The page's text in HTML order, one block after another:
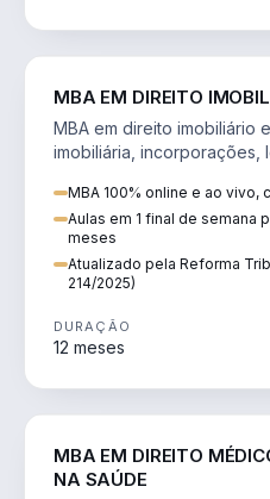
MBA EM DIREITO
MBA em direito imobiliário
imobiliária, incorporações,
MBA 100% online e ao vivo,
Aulas em 1 final de semana
meses
Atualizado pela Reforma
214/2025)
DURAÇÃO
12 meses
MBA EM DIREITO
NA SAÚDE